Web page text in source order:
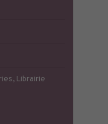
, Librairie